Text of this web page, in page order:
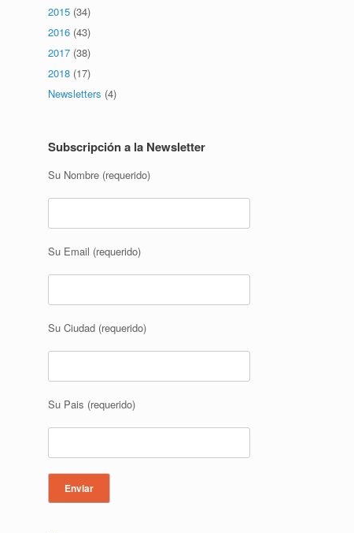
2015 (34)
2016 (43)
2017 (38)
2018 (17)
Newsletters (4)
Subscripción a la Newsletter
Su Nombre (requerido)
Su Email (requerido)
Su Ciudad (requerido)
Su Pais (requerido)